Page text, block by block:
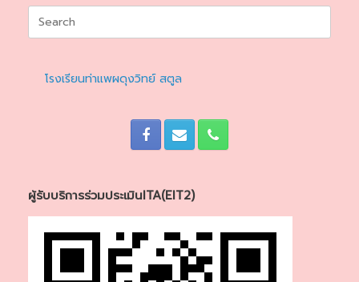
for:
โรงเรียนท่าแพผดุงวิทย์ สตูล
ผู้รับบริการร่วมประเมินITA(EIT2)